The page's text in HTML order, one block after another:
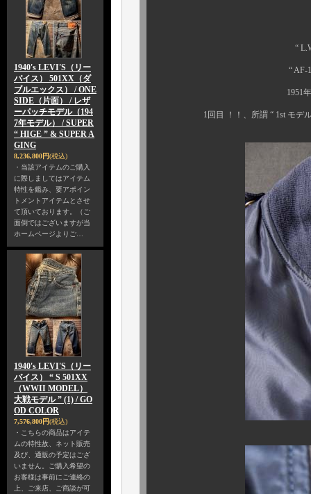
1940's LEVI'S（リー
バイス） 501XX（ダ
ブルエックス） / ONE
SIDE（片面） / レザ
ーパッチモデル（194
7年モデル） / SUPER
“ HIGE ” & SUPER A
GING
8,236,800円(税込)
・当該アイテムのご購入
に際しましてはアイテム
特性を鑑み、要アポイン
トメントアイテムとさせ
て頂いております。（ご
面倒ではございますが当
ホームページよりご…
1940's LEVI'S（リー
バイス） “ S 501XX
（WWII MODEL）
大戦モデル ” (1) / GO
OD COLOR
7,576,800円(税込)
・こちらの商品はアイテ
ムの特性故、ネット販売
及び、通販の予定はござ
いません。ご購入希望の
お客様は事前にご連絡の
上、ご来店、ご商談が可
“ L.W.FOSTER
“ AF-19500/MIL-J
1951年から1952年ま
1回目 ！！、所謂 “ 1st モデル（